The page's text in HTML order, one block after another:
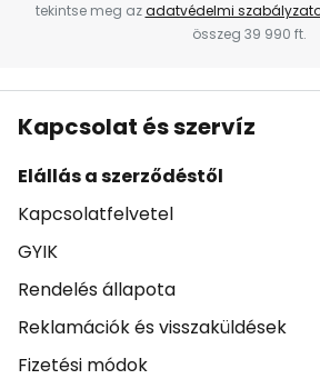
tekintse meg azadatvédelmi
összeg 39 990 ft.
Kapcsolat és szervíz
Elállás a szerződéstől
Kapcsolatfelvetel
GYIK
Rendelés állapota
Reklamációk és visszaküldések
Fizetési módok